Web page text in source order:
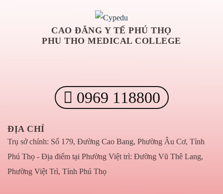
CAO ĐẲNG Y TẾ PHÚ THỌ
PHU THO MEDICAL COLLEGE
0969 118800
ĐỊA CHỈ
Trụ sở chính: Số 179, Đường Cao Bang, Phường Âu Cơ, Tỉnh
Phú Thọ - Địa điểm tại Phường Việt trì: Đường Vũ Thê Lang,
Phường Việt Trì, Tỉnh Phú Thọ